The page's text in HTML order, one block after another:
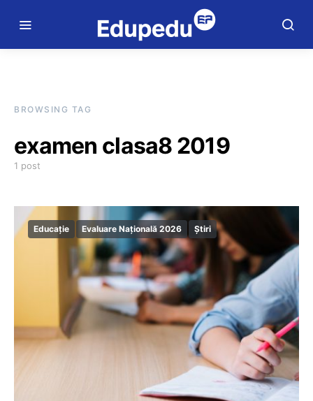
BROWSING TAG
examen clasa8 2019
1 post
Educație Evaluare Națională 2026 Știri